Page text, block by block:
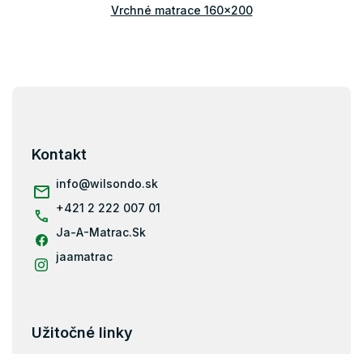
u
Vrchné matrace 160x200
Vrchné matrace 10 cm
Vrchný matrac 80x200
Vrchný matrac 90x200
Vrchný matrac 160x200
Kontakt
info@wilsondo.sk
+421 2 222 007 01
Ja-A-Matrac.Sk
jaamatrac
Užitočné linky